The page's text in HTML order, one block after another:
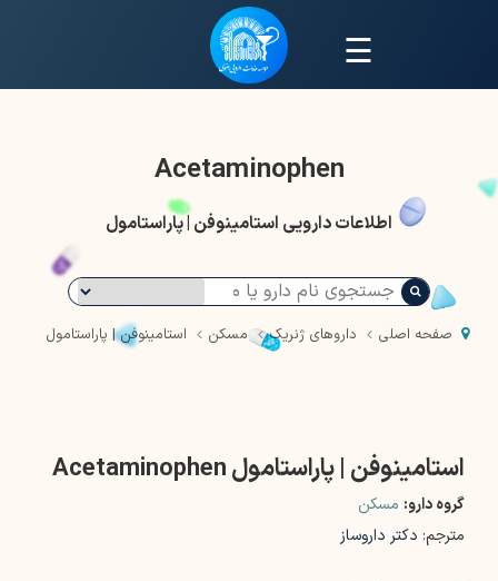
☰
Acetaminophen
اطلاعات دارویی استامینوفن | پاراستامول
صفحه اصلی داروهای ژنریک مسکن استامینوفن | پاراستامول
استامینوفن | پاراستامول Acetaminophen
گروه دارو: مسکن
مترجم: دکتر داروساز